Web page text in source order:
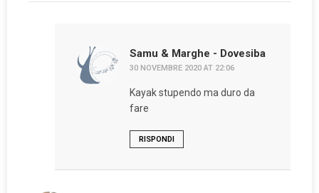
Samu & Marghe - Dovesiba
30 NOVEMBRE 2020 AT 22:06
Kayak stupendo ma duro da
fare
RISPONDI